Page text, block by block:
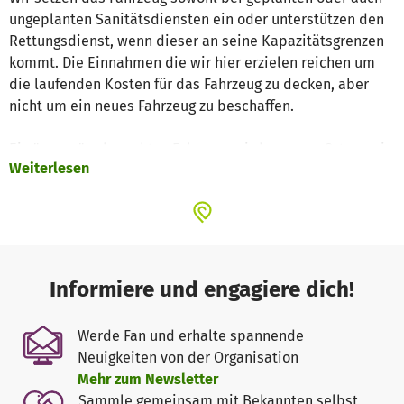
ungeplanten Sanitätsdiensten ein oder unterstützen den
Rettungsdienst, wenn dieser an seine Kapazitätsgrenzen
kommt. Die Einnahmen die wir hier erzielen reichen um
die laufenden Kosten für das Fahrzeug zu decken, aber
nicht um ein neues Fahrzeug zu beschaffen.
ca. 40.000 bis 60.000 EUR kosten und dann schon ein
Rettungsdienst in Deutschland sein. Dies ist für uns ein
Weiterlesen
Informiere und engagiere dich!
Werde Fan und erhalte spannende
Neuigkeiten von der Organisation
Mehr zum Newsletter